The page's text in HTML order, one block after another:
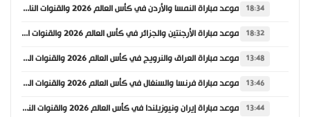
18:34 موعد مباراة النمسا والأردن في كأس العالم 2026 والقنوات الناقلة
18:32 موعد مباراة الأرجنتين والجزائر في كأس العالم 2026 والقنوات الناقلة
13:48 موعد مباراة العراق والنرويج في كأس العالم 2026 والقنوات الناقلة
13:46 موعد مباراة فرنسا والسنغال في كأس العالم 2026 والقنوات الناقلة
13:44 موعد مباراة إيران ونيوزيلندا في كأس العالم 2026 والقنوات الناقلة